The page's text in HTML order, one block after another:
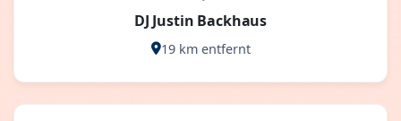
DJ Justin Backhaus
19 km entfernt